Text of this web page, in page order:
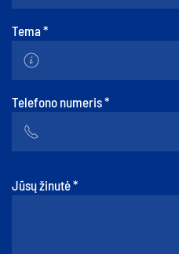
Tema*
Telefono numeris*
Jūsų žinutė*